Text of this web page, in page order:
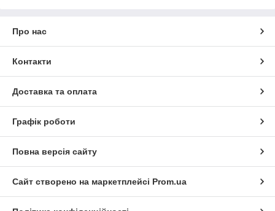
Про нас
Контакти
Доставка та оплата
Графік роботи
Повна версія сайту
Сайт створено на маркетплейсі Prom.ua